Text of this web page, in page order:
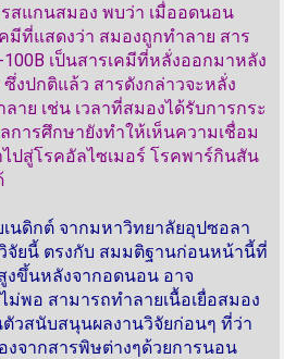
สแกนสมอง พบว่า เมื่ออดนอน
มีที่แสดงว่า สมองถูกทำลาย สาร
100B เป็นสารเคมีที่หลั่งออกมาหลัง
งปกติแล้ว สารดังกล่าวจะหลั่ง
ย เช่น เวลาที่สมองได้รับการกระ
การศึกษายังทำให้เห็นความเชื่อม
ปสู่โรคอัลไซเมอร์ โรคพาร์กินสัน
เนดิกต์ จากมหาวิทยาลัยอุปซอลา
จัยนี้ ตรงกับ สมมติฐานก่อนหน้านี้ที่
งขึ้นหลังจากอดนอน อาจ
พอ สามารถทำลายเนื้อเยื่อสมอง
วสนับสนุนผลงานวิจัยก่อนๆ ที่ว่า
งจากสารพิษต่างๆด้วยการนอน